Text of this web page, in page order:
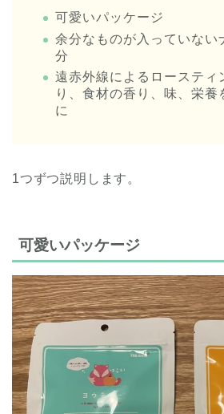
可愛いパッケージ
余分なものが入っていない
分
遠赤外線によるロースティ
り、食材の香り、味、栄養
に
1つずつ説明します。
可愛いパッケージ